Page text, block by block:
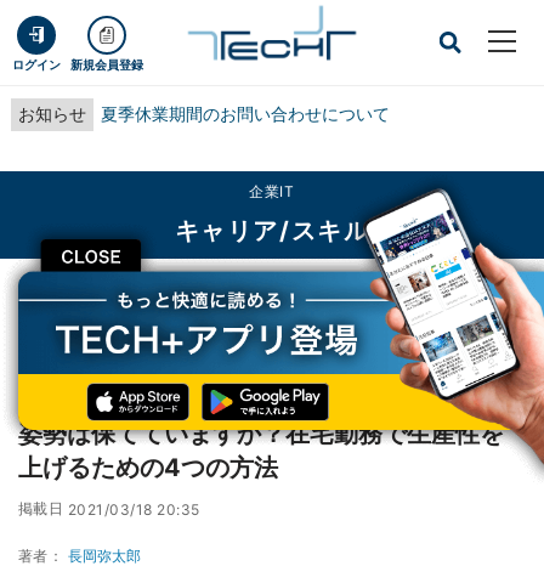
ログイン 新規会員登録
お知らせ 夏季休業期間のお問い合わせについて
CLOSE
企業IT
キャリア/スキル
TECH+ 企業IT
キャリア/スキル
姿勢は保てていますか？在宅勤務で生産性を上げるための4つの方法
姿勢は保てていますか？在宅勤務で生産性を
上げるための4つの方法
掲載日 2021/03/18 20:35
著者： 長岡弥太郎